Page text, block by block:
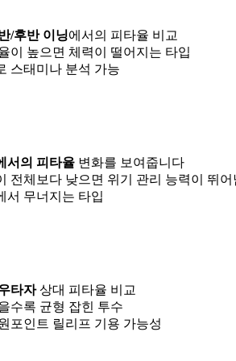
/후반 이닝에서의 피타율 비교
이 높으면 체력이 떨어지는 타입
스태미나 분석 가능
서의 피타율 변화를 보여줍니다
전체보다 낮으면 위기 관리 능력이 뛰어
서 무너지는 타입
타자상대 피타율 비교
수록 균형 잡힌 투수
포인트 릴리프 기용 가능성